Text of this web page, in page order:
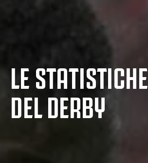
VIDEO
ALTRO
LE STATISTICHE
DEL DERBY